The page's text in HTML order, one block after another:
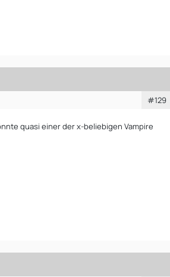
#129
quasi einer der x-beliebigen Vampire